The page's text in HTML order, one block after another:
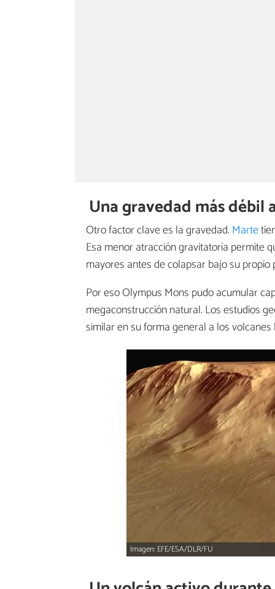
Una gravedad más débil
Otro factor clave es la gravedad. Marte
Esa menor atracción gravitatoria permite
mayores antes de colapsar bajo su propio
Por eso Olympus Mons pudo acumular
megaconstrucción natural. Los estudios
similar en su forma general a los
Imagen: EFE/ESA/DLR/FU